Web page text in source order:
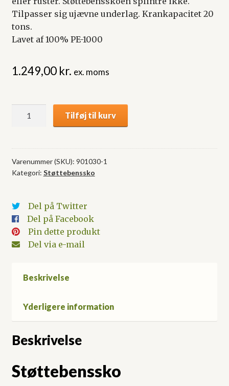
Tilpasser sig ujævne underlag. Krankapacitet 20
tons.
Lavet af 100% PE-1000
1.249,00 kr. ex. moms
antal
Tilføj til kurv
Varenummer (SKU): 901030-1
Kategori: Støttebenssko
Del på Twitter
Del på Facebook
Pin dette produkt
Del via e-mail
Beskrivelse
Yderligere information
Beskrivelse
Støttebenssko